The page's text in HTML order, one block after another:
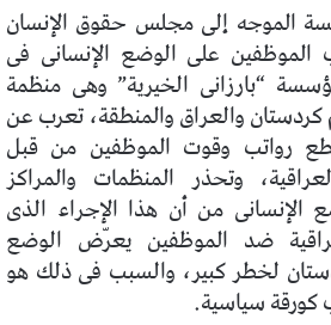
الموجه إلى مجلس حقوق الإنسان
الموظفين على الوضع الإنسانى فى
“بارزانى الخيرية” وهى منظمة
كردستان والعراق والمنطقة، تعرب عن
رواتب وقوت الموظفين من قبل
وتحذر المنظمات والمراكز
الإنسانى من أن هذا الإجراء الذى
ضد الموظفين يعرّض الوضع
لخطر كبير، والسبب فى ذلك هو
كورقة سياسية.